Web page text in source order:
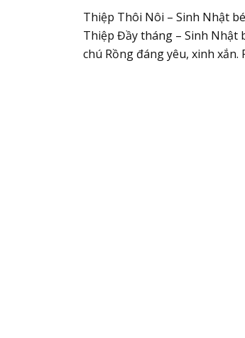
Thiệp Thôi Nôi – Sinh Nhật
Thiệp Đầy tháng – Sinh Nhật
chú Rồng đáng yêu, xinh xắn.